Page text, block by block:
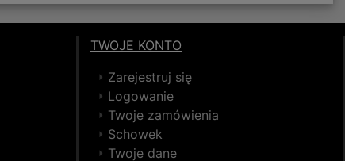
TWOJE KONTO
Zarejestruj się
Logowanie
Twoje zamówienia
Schowek
Twoje dane